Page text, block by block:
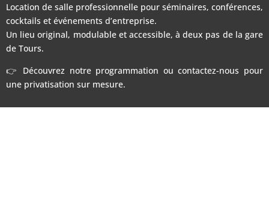
Location de salle professionnelle pour séminaires, conférences,
cocktails et événements d’entreprise.
Un lieu original, modulable et accessible, à deux pas de la gare
de Tours.
👉 Découvrez notre programmation ou contactez-nous pour
une privatisation sur mesure.